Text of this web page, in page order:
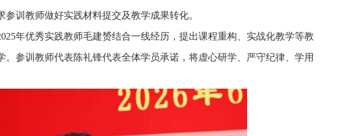
训教师做好实践材料提交及教学成果转化。
年优秀实践教师毛建赟结合一线经历，提出课程重构、实战化教学等教
参训教师代表陈礼锋代表全体学员承诺，将虚心研学、严守纪律、学用